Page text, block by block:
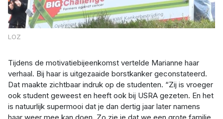
LOZ
Tijdens de motivatiebijeenkomst vertelde Marianne haar
verhaal. Bij haar is uitgezaaide borstkanker geconstateerd.
Dat maakte zichtbaar indruk op de studenten. “Zij is vroeger
ook student geweest en heeft ook bij USRA gezeten. En het
is natuurlijk supermooi dat je dan dertig jaar later namens
haar weer mee kan doen. Zo zie je dat we een grote familie